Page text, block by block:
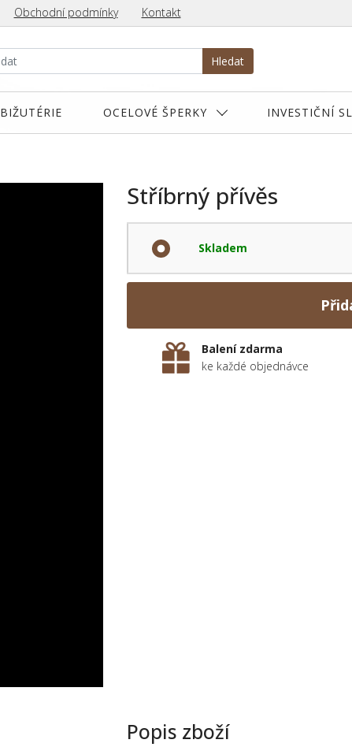
Obchodní podmínky Kontakt
Hledat
BIŽUTÉRIE OCELOVÉ ŠPERKY INVESTIČNÍ
Stříbrný přívěs
Skladem
Balení zdarma
ke každé objednávce
Popis zboží